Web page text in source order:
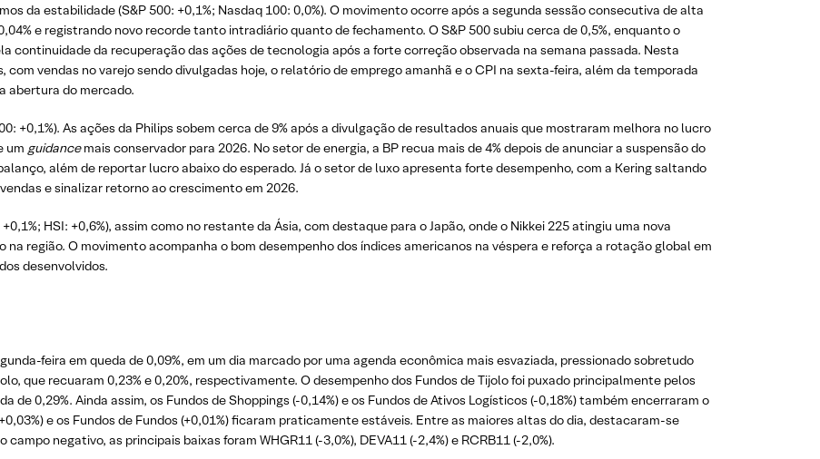
da estabilidade (S&P 500: +0,1%; Nasdaq 100: 0,0%). O movimento ocorre após a segunda sessão consecutiva de alta
e registrando novo recorde tanto intradiário quanto de fechamento. O S&P 500 subiu cerca de 0,5%, enquanto o
continuidade da recuperação das ações de tecnologia após a forte correção observada na semana passada. Nesta
vendas no varejo sendo divulgadas hoje, o relatório de emprego amanhã e o CPI na sexta-feira, além da temporada
abertura do mercado.
+0,1%). As ações da Philips sobem cerca de 9% após a divulgação de resultados anuais que mostraram melhora no lucro
um guidancemais conservador para 2026. No setor de energia, a BP recua mais de 4% depois de anunciar a suspensão do
além de reportar lucro abaixo do esperado. Já o setor de luxo apresenta forte desempenho, com a Kering saltando
e sinalizar retorno ao crescimento em 2026.
HSI: +0,6%), assim como no restante da Ásia, com destaque para o Japão, onde o Nikkei 225 atingiu uma nova
região. O movimento acompanha o bom desempenho dos índices americanos na véspera e reforça a rotação global em
desenvolvidos.
feira em queda de 0,09%, em um dia marcado por uma agenda econômica mais esvaziada, pressionado sobretudo
que recuaram 0,23% e 0,20%, respectivamente. O desempenho dos Fundos de Tijolo foi puxado principalmente pelos
de 0,29%. Ainda assim, os Fundos de Shoppings (-0,14%) e os Fundos de Ativos Logísticos (-0,18%) também encerraram o
e os Fundos de Fundos (+0,01%) ficaram praticamente estáveis. Entre as maiores altas do dia, destacaram-se
campo negativo, as principais baixas foram WHGR11 (-3,0%), DEVA11 (-2,4%) e RCRB11 (-2,0%).